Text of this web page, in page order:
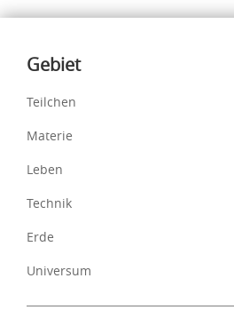
Inhalte
Gebiet
Teilchen
Materie
Leben
Technik
Erde
Universum